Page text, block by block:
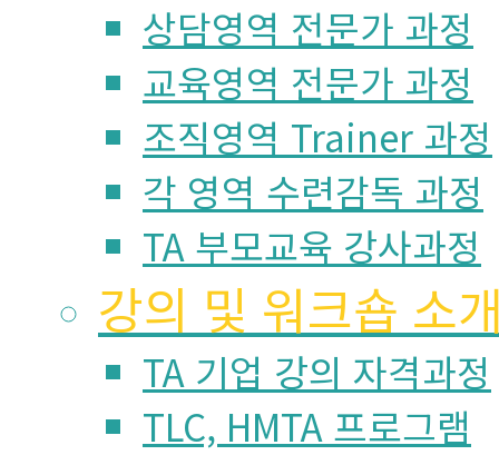
상담영역 전문가 과정
교육영역 전문가 과정
조직영역 Trainer 과정
각 영역 수련감독 과정
TA 부모교육 강사과정
강의 및 워크숍 소
TA 기업 강의 자격과정
TLC, HMTA 프로그램